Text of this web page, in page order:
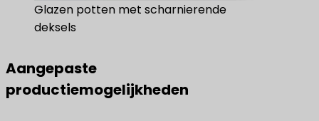
Glazen potten met scharnierende
deksels
Aangepaste
productiemogelijkheden